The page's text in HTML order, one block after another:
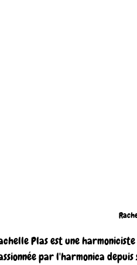
Plas est une
par l'harmonica